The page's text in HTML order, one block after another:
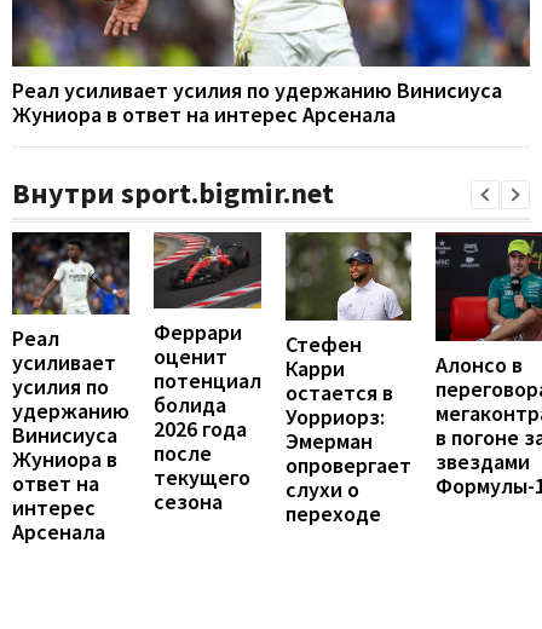
Реал усиливает усилия по удержанию Винисиуса
Жуниора в ответ на интерес Арсенала
Внутри sport.bigmir.net
Реал
усиливает
усилия по
удержанию
Винисиуса
Жуниора в
ответ на
интерес
Арсенала
Феррари
оценит
потенциал
болида
2026 года
после
текущего
сезона
Стефен
Карри
остается в
Уорриорз:
Эмерман
опровергает
слухи о
переходе
Алонсо в
в погоне
звездами
Формулы-